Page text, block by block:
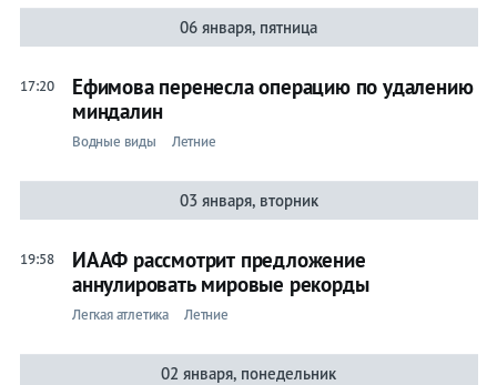
06 января, пятница
17:20
Ефимова перенесла операцию по удалению
миндалин
Водные виды Летние
03 января, вторник
19:58
ИААФ рассмотрит предложение
аннулировать мировые рекорды
Легкая атлетика Летние
02 января, понедельник